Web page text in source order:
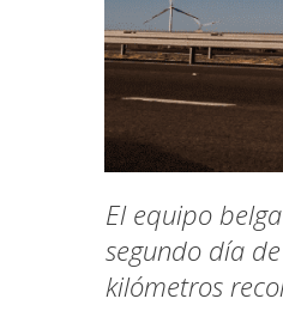
El equipo
segundo día
kilómetros